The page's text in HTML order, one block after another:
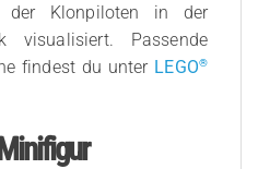
Klonpiloten in der
visualisiert. Passende
findest du unter LEGO®